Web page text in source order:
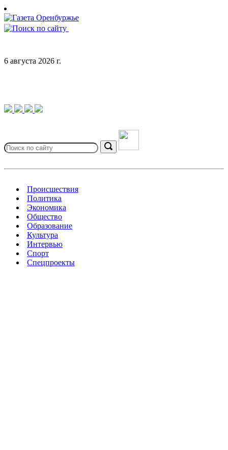
Skip
to
content
6 августа 2026 г.
for:
Search
Происшествия
Политика
Экономика
Общество
Образование
Культура
Интервью
Спорт
Спецпроекты